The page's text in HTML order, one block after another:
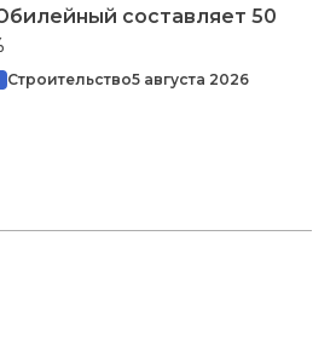
составляет 50
Строительство5 августа 2026